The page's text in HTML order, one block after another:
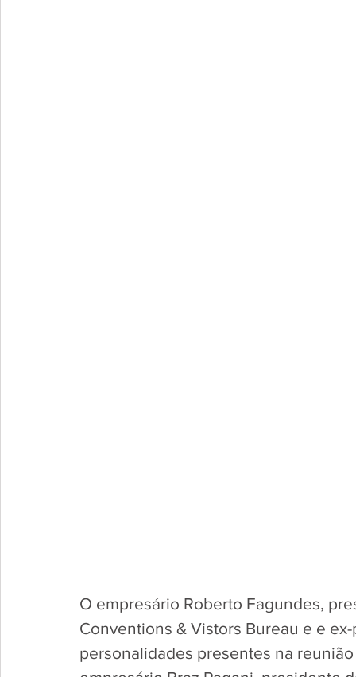
O empresário Roberto Fagundes,
Conventions & Vistors Bureau e e
personalidades presentes na